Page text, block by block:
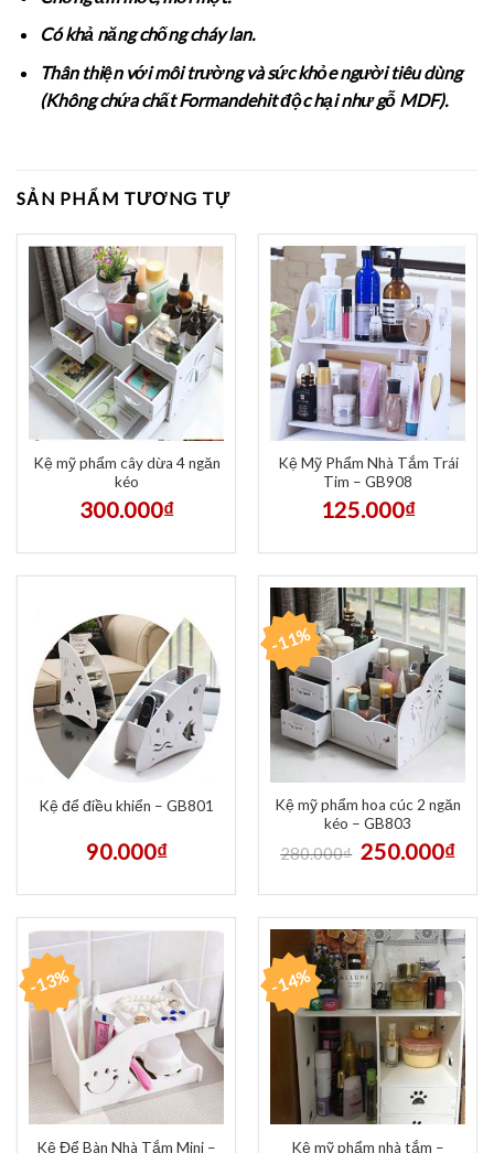
Có khả năng chống cháy lan.
Thân thiện với môi trường và sức khỏe người tiêu dùng
(Không chứa chất Formandehit độc hại như gỗ MDF).
SẢN PHẨM TƯƠNG TỰ
Kệ mỹ phẩm cây dừa 4 ngăn
kéo
300.000₫
Kệ Mỹ Phẩm Nhà Tắm Trái
Tim – GB908
125.000₫
Kệ để điều khiển – GB801
90.000₫
-11%
Kệ mỹ phẩm hoa cúc 2 ngăn
kéo – GB803
280.000₫ 250.000₫
-13%
Kệ Để Bàn Nhà Tắm Mini –
-14%
Kệ mỹ phẩm nhà tắm –